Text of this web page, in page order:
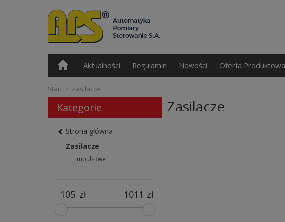
Aktualności Regulamin Nowości Oferta Produktowa
Start Zasilacze
Zasilacze
Kategorie
Strona główna
Zasilacze
impulsowe
zł zł